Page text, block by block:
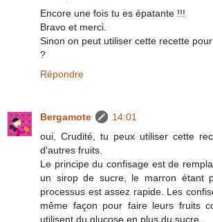
Encore une fois tu es épatante !!!
Bravo et merci.
Sinon on peut utiliser cette recette
?
Répondre
Bergamote
14:01
oui, Crudité, tu peux utiliser cette
d'autres fruits.
Le principe du confisage est de
un sirop de sucre, le marron étant
processus est assez rapide. Les
même façon pour faire leurs fruits
utilisent du glucose en plus du sucre.